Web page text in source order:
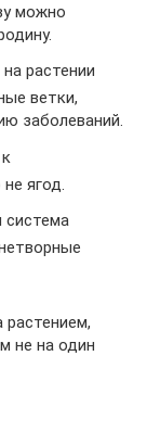
можно
растении
ветки,
заболеваний.
ягод.
система
растением,
не на один